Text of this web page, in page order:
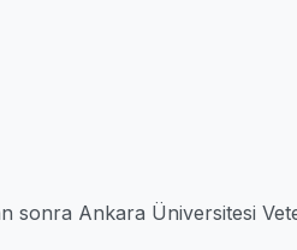
sonra Ankara Üniversitesi